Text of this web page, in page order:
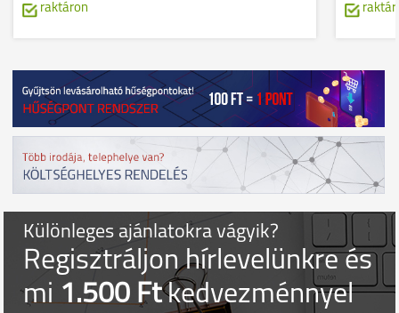
raktáron
Különleges ajánlatokra vágyik?
Regisztráljon hírlevelünkre és
mi1.500 Ftkedvezménnyel